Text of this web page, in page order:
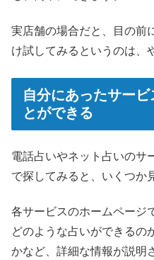
実店舗の場合だと、目の前
け試してみるというのは、
自分にあったサー
とができる
電話占いやネット占いのサ
で探してみると、いくつか
各サービスのホームページ
どのような占いができるの
かなど、詳細な情報が説明